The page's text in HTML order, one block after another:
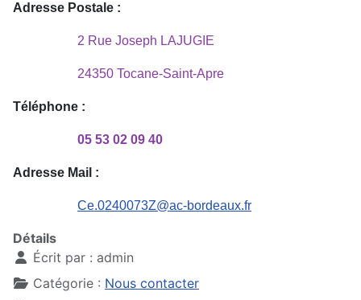
Adresse Postale :
2 Rue Joseph LAJUGIE
24350 Tocane-Saint-Apre
Téléphone :
05 53 02 09 40
Adresse Mail :
Ce.0240073Z@ac-bordeaux.fr
Détails
Écrit par : admin
Catégorie : Nous contacter